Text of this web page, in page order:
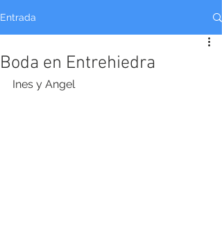
Entrada
Boda en Entrehiedra
Ines y Angel